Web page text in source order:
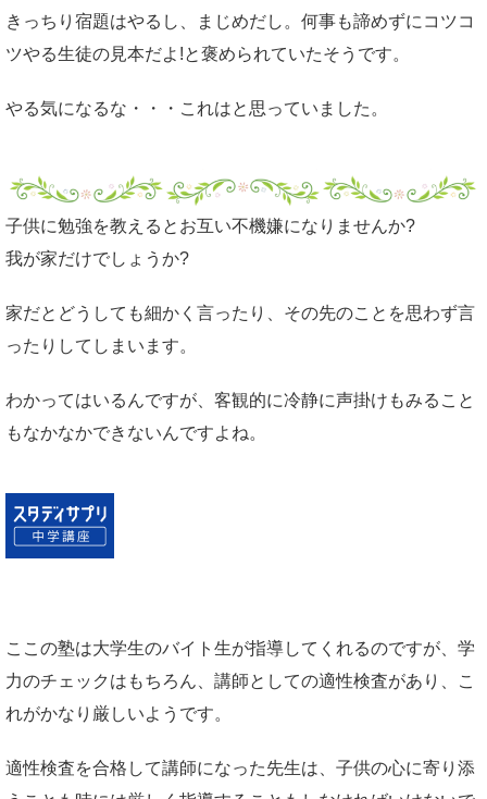
きっちり宿題はやるし、まじめだし。何事も諦めずにコツコ
ツやる生徒の見本だよ!と褒められていたそうです。
やる気になるな・・・これはと思っていました。
子供に勉強を教えるとお互い不機嫌になりませんか?
我が家だけでしょうか?
家だとどうしても細かく言ったり、その先のことを思わず言
ったりしてしまいます。
わかってはいるんですが、客観的に冷静に声掛けもみること
もなかなかできないんですよね。
ここの塾は大学生のバイト生が指導してくれるのですが、学
力のチェックはもちろん、講師としての適性検査があり、こ
れがかなり厳しいようです。
適性検査を合格して講師になった先生は、子供の心に寄り添